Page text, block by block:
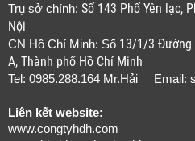
Trụ sở chính: Số 143 Phố Yên lạc,
Nội
CN Hồ Chí Minh: Số 13/1/3 Đường
A, Thành phố Hồ Chí Minh
Tel: 0985.288.164 Mr.Hải Email:
Liên kết website:
www.congtyhdh.com